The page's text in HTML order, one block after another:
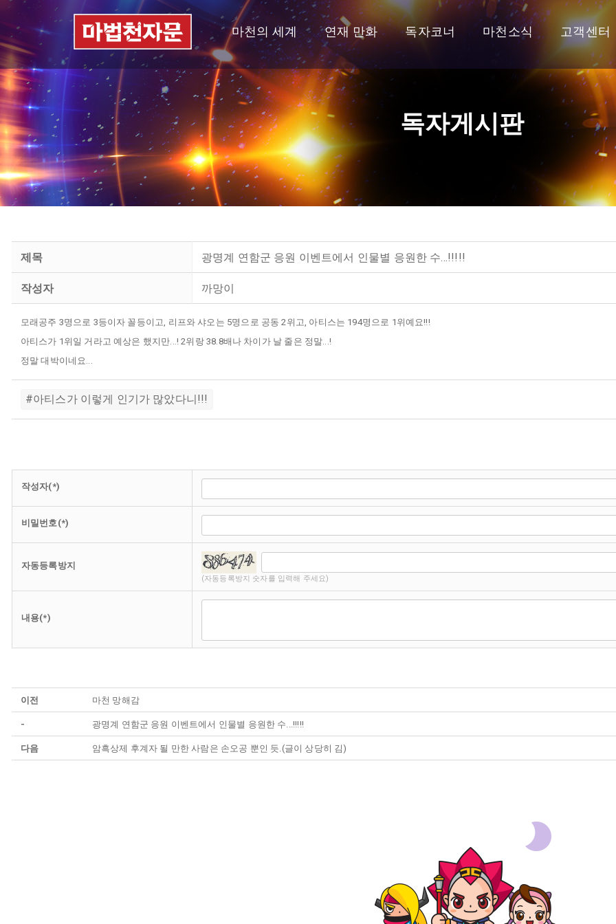
마천의 세계 연재 만화 독자코너 마천소식 고객센터
독자게시판
제목 광명계 연함군 응원 이벤트에서 인물별 응원한 수...!!!!!
작성자 까망이
모래공주 3명으로 3등이자 꼴등이고, 리프와 샤오는 5명으로 공동 2위고, 아티스는 194명으로 1위예요!!!
아티스가 1위일 거라고 예상은 했지만...! 2위랑 38.8배나 차이가 날 줄은 정말...!
정말 대박이네요...
#아티스가 이렇게 인기가 많았다니!!!
작성자(*)
비밀번호(*)
자동등록방지
(자동등록방지 숫자를 입력해 주세요)
내용(*)
이전 마천 망해감
- 광명계 연함군 응원 이벤트에서 인물별 응원한 수...!!!!!
다음 암흑상제 후계자 될 만한 사람은 손오공 뿐인 듯.(글이 상당히 김)